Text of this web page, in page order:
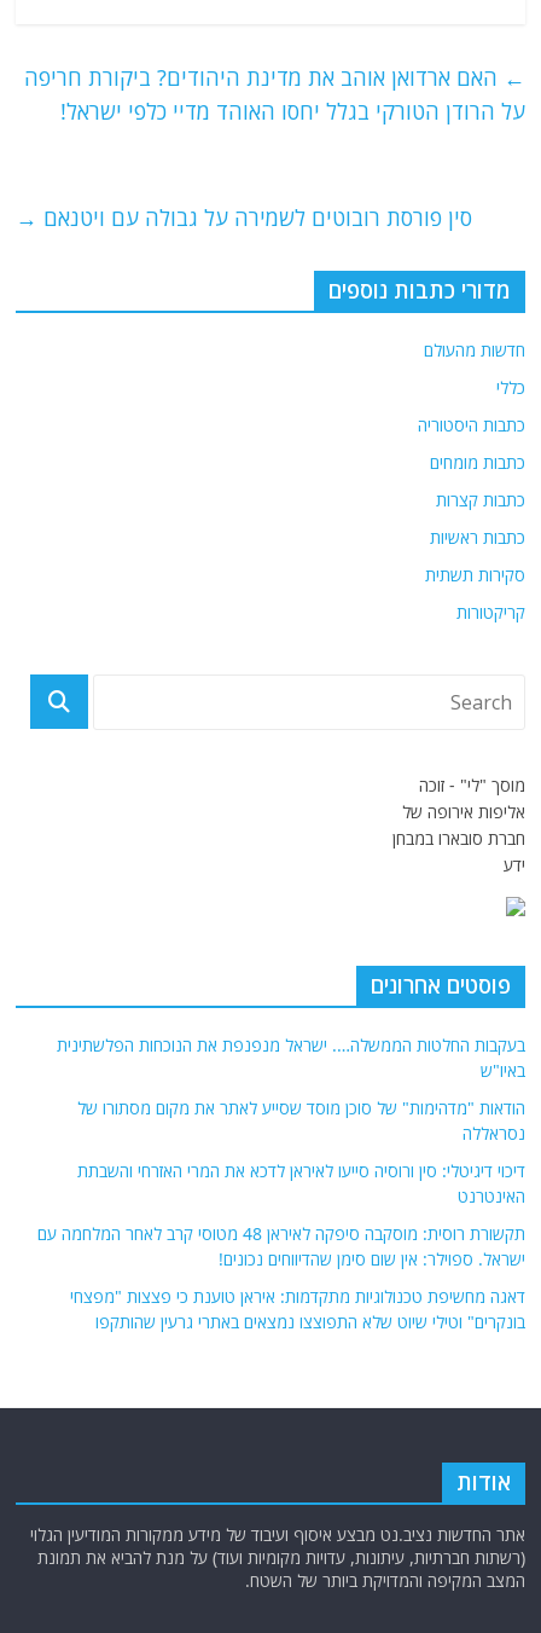
s
A
g
ra
l
er
e
b
k
← האם ארדואן אוהב את מדינת היהודים? ביקורת חריפה
על הרודן הטורקי בגלל יחסו האוהד מדיי כלפי ישראל!
סין פורסת רובוטים לשמירה על גבולה עם ויטנאם →
מדורי כתבות נוספים
חדשות מהעולם
כללי
כתבות היסטוריה
כתבות מומחים
כתבות קצרות
כתבות ראשיות
סקירות תשתית
קריקטורות
מוסך "לי" - זוכה
אליפות אירופה של
חברת סובארו במבחן
ידע
פוסטים אחרונים
בעקבות החלטות הממשלה…. ישראל מנפנפת את הנוכחות הפלשתינית
באיו"ש
הודאות "מדהימות" של סוכן מוסד שסייע לאתר את מקום מסתורו של
נסראללה
דיכוי דיגיטלי: סין ורוסיה סייעו לאיראן לדכא את המרי האזרחי והשבתת
האינטרנט
תקשורת רוסית: מוסקבה סיפקה לאיראן 48 מטוסי קרב לאחר המלחמה עם
ישראל. ספוילר: אין שום סימן שהדיווחים נכונים!
דאגה מחשיפת טכנולוגיות מתקדמות: איראן טוענת כי פצצות "מפצחי
בונקרים" וטילי שיוט שלא התפוצצו נמצאים באתרי גרעין שהותקפו
אודות
אתר החדשות נציב.נט מבצע איסוף ועיבוד של מידע ממקורות המודיעין הגלוי
(רשתות חברתיות, עיתונות, עדויות מקומיות ועוד) על מנת להביא את תמונת
המצב המקיפה והמדויקת ביותר של השטח.